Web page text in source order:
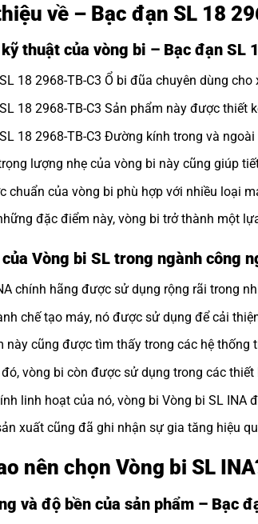
về – Bạc đạn SL 18
thuật của vòng bi – Bạc đạn SL
18 2968-TB-C3 Ổ bi đũa chuyên dùng
18 2968-TB-C3 Sản phẩm này được
18 2968-TB-C3 Đường kính trong và
lượng nhẹ của vòng bi này cũng giúp
chuẩn của vòng bi phù hợp với nhiều loại
đặc điểm này, vòng bi trở thành một
Vòng bi SL trong ngành công
chính hãng được sử dụng rộng rãi trong
chế tạo máy, nó được sử dụng để cải
này cũng được tìm thấy trong các hệ
đó, vòng bi còn được sử dụng trong các
linh hoạt của nó, vòng bi Vòng bi SL
xuất cũng đã ghi nhận sự gia tăng hiệu
nên chọn Vòng bi SL
và độ bền của sản phẩm – Bạc